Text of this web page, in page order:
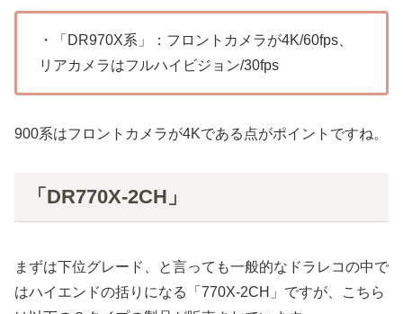
・「DR970X系」：フロントカメラが4K/60fps、
リアカメラはフルハイビジョン/30fps
900系はフロントカメラが4Kである点がポイントですね。
「DR770X-2CH」
まずは下位グレード、と言っても一般的なドラレコの中で
はハイエンドの括りになる「770X-2CH」ですが、こちら